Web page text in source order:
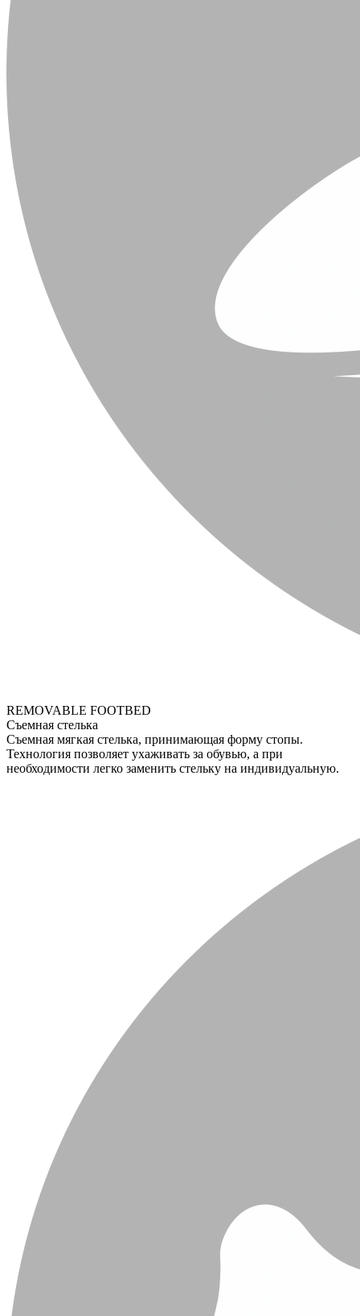
REMOVABLE FOOTBED
Съемная стелька
Съемная мягкая стелька, принимающая форму стопы.
Технология позволяет ухаживать за обувью, а при
необходимости легко заменить стельку на индивидуальную.